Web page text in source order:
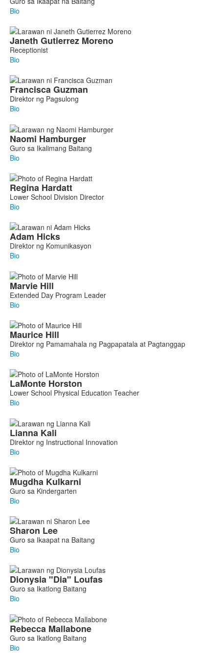
Bio
Janeth Gutierrez Moreno
Receptionist
Bio
FranciscaGuzman
Direktor ng Pagsulong
Bio
Naomi Hamburger
Guro sa Ikalimang Baitang
Bio
Regina Hardatt
Lower School Division Director
Bio
Adam Hicks
Direktor ng Komunikasyon
Bio
Marvie Hill
Extended Day Program Leader
Bio
Maurice Hill
Direktor ng Pamamahala ng Pagpapatala at Pagtanggap
Bio
LaMonte Horston
Lower School Physical Education Teacher
Bio
Lianna Kali
Direktor ng Instructional Innovation
Bio
Mugdha Kulkarni
Guro sa Kindergarten
Bio
Sharon Lee
Guro sa Ikaapat na Baitang
Bio
Dionysia "Dia" Loufas
Guro sa Ikatlong Baitang
Bio
Rebecca Mallabone
Guro sa Ikatlong Baitang
Bio